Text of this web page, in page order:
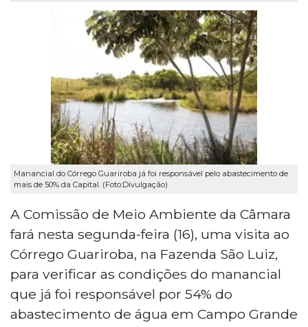
Manancial do Córrego Guariroba já foi responsável pelo abastecimento de
mais de 50% da Capital. (Foto:Divulgação)
A Comissão de Meio Ambiente da Câmara
fará nesta segunda-feira (16), uma visita ao
Córrego Guariroba, na Fazenda São Luiz,
para verificar as condições do manancial
que já foi responsável por 54% do
abastecimento de água em Campo Grande